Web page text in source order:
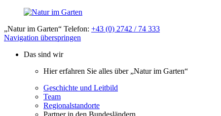
„Natur im Garten“ Telefon: +43 (0) 2742 / 74 333
Navigation überspringen
Das sind wir
Hier erfahren Sie alles über „Natur im Garten“
Geschichte und Leitbild
Team
Regionalstandorte
Partner in den Bundesländern